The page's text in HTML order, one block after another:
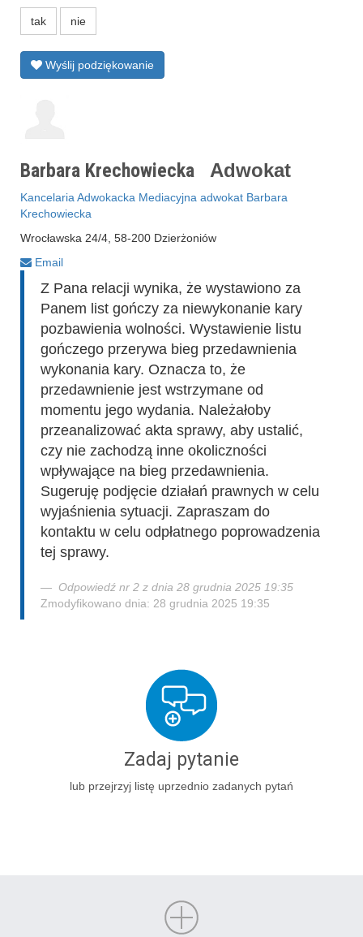
tak nie
Wyślij podziękowanie
Barbara Krechowiecka Adwokat
Kancelaria Adwokacka Mediacyjna adwokat Barbara
Krechowiecka
Wrocławska 24/4, 58-200 Dzierżoniów
Email
Z Pana relacji wynika, że wystawiono za
Panem list gończy za niewykonanie kary
pozbawienia wolności. Wystawienie listu
gończego przerywa bieg przedawnienia
wykonania kary. Oznacza to, że
przedawnienie jest wstrzymane od
momentu jego wydania. Należałoby
przeanalizować akta sprawy, aby ustalić,
czy nie zachodzą inne okoliczności
wpływające na bieg przedawnienia.
Sugeruję podjęcie działań prawnych w celu
wyjaśnienia sytuacji. Zapraszam do
kontaktu w celu odpłatnego poprowadzenia
tej sprawy.
Odpowiedź nr 2 z dnia 28 grudnia 2025 19:35
Zmodyfikowano dnia: 28 grudnia 2025 19:35
Zadaj pytanie
lub przejrzyj listę uprzednio zadanych pytań